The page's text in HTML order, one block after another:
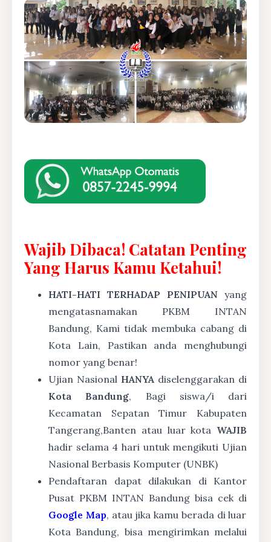
Wajib Dibaca! Catatan Penting
Yang Harus Kamu Ketahui!
HATI-HATI TERHADAP PENIPUAN yang
mengatasnamakan PKBM INTAN
Bandung, Kami tidak membuka cabang di
Kota Lain, Pastikan anda menghubungi
nomor yang benar!
Ujian Nasional HANYA diselenggarakan di
Kota Bandung, Bagi siswa/i dari
Kecamatan Sepatan Timur Kabupaten
Tangerang,Banten atau luar kota WAJIB
hadir selama 4 hari untuk mengikuti Ujian
Nasional Berbasis Komputer (UNBK)
Pendaftaran dapat dilakukan di Kantor
Pusat PKBM INTAN Bandung bisa cek di
Google Map, atau jika kamu berada di luar
Kota Bandung, bisa mengirimkan melalui